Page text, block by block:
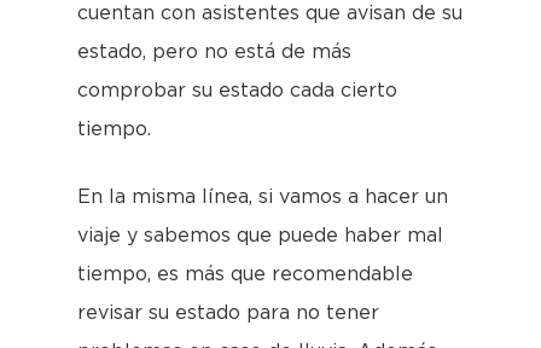
cuentan con asistentes que avisan de su
estado, pero no está de más
comprobar su estado cada cierto
tiempo.
En la misma línea, si vamos a hacer un
viaje y sabemos que puede haber mal
tiempo, es más que recomendable
revisar su estado para no tener